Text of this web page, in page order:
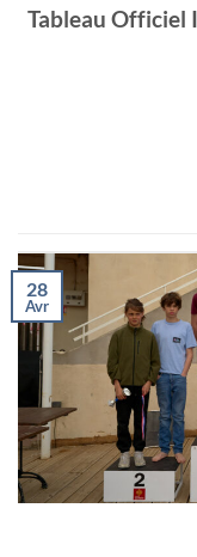
Tableau Officiel
28
Avr